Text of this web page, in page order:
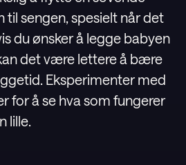
sengen, spesielt når det
du ønsker å legge babyen
det være lettere å bære
Eksperimenter med
for å se hva som fungerer
lille.